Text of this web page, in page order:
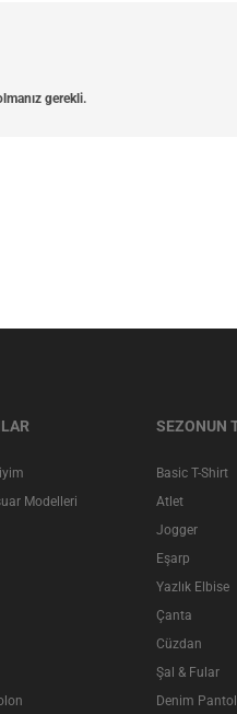
gerekli.
Modelleri
SEZONUN
Basic T-Shirt
Atlet
Jogger
Eşarp
Yazlık Elbise
Çanta
Cüzdan
Şal & Fular
Denim